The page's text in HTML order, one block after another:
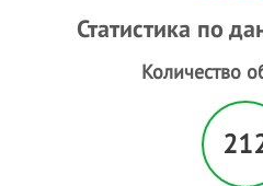
Статистика по
Количество